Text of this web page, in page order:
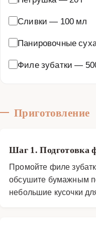
Сливки — 100 мл
Панировочные
Филе зубатки —
Приготовление
Шаг 1. Подготовка
Промойте филе
обсушите бумажным
небольшие кусочки